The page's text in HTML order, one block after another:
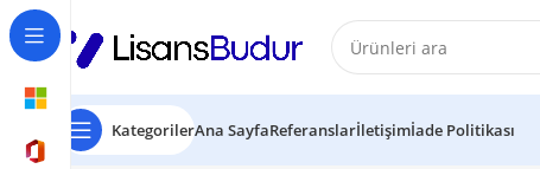
KategorilerAna SayfaReferanslarİletişimİade Politikası